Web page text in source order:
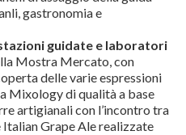
gastronomia e
guidate e laboratori
Mostra Mercato, con
delle varie espressioni
Mixology di qualità a base
artigianali con l’incontro tra
Grape Ale realizzate